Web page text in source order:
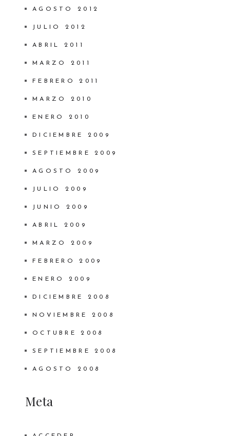
AGOSTO 2012
JULIO 2012
ABRIL 2011
MARZO 2011
FEBRERO 2011
MARZO 2010
ENERO 2010
DICIEMBRE 2009
SEPTIEMBRE 2009
AGOSTO 2009
JULIO 2009
JUNIO 2009
ABRIL 2009
MARZO 2009
FEBRERO 2009
ENERO 2009
DICIEMBRE 2008
NOVIEMBRE 2008
OCTUBRE 2008
SEPTIEMBRE 2008
AGOSTO 2008
Meta